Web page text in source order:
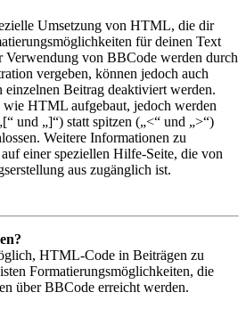
Umsetzung von HTML, die dir
für deinen Text
Verwendung von BBCode werden durch
vergeben, können jedoch auch
einzelnen Beitrag deaktiviert werden.
HTML aufgebaut, jedoch werden
und „]“) statt spitzen („<“ und „>“)
Weitere Informationen zu
einer speziellen Hilfe-Seite, die von
aus zugänglich ist.
HTML-Code in Beiträgen zu
Formatierungsmöglichkeiten, die
über BBCode erreicht werden.